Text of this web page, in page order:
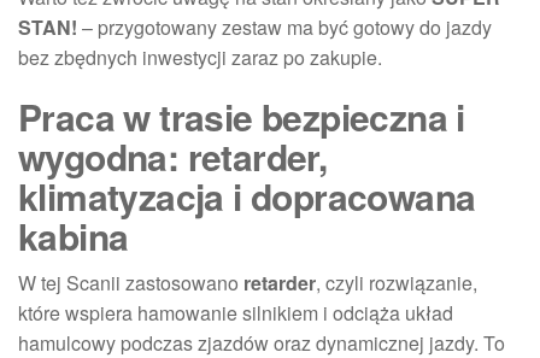
STAN! – przygotowany zestaw ma być gotowy do jazdy
bez zbędnych inwestycji zaraz po zakupie.
Praca w trasie bezpieczna i
wygodna: retarder,
klimatyzacja i dopracowana
kabina
W tej Scanii zastosowano retarder, czyli rozwiązanie,
które wspiera hamowanie silnikiem i odciąża układ
hamulcowy podczas zjazdów oraz dynamicznej jazdy. To